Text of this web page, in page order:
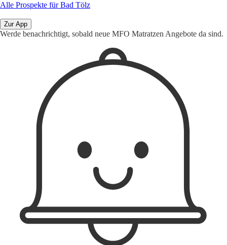
Alle Prospekte für Bad Tölz
Zur App
Werde benachrichtigt, sobald neue MFO Matratzen Angebote da sind.